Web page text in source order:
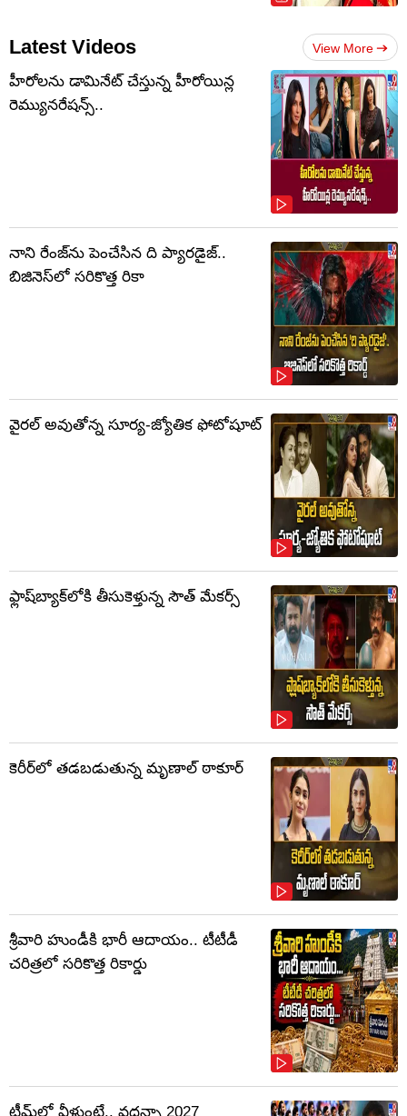
Latest Videos View More
హీరోలను డామినేట్ చేస్తున్న హీరోయిన్ల
రెమ్యునరేషన్స్..
నాని రేంజ్‌ను పెంచేసిన ది ప్యారడైజ్..
బిజినెస్‌లో సరికొత్త రికా
వైరల్ అవుతోన్న సూర్య-జ్యోతిక ఫోటోషూట్
ఫ్లాష్‌బ్యాక్‌లోకి తీసుకెళ్తున్న సౌత్‌ మేకర్స్‌
కెరీర్‌లో తడబడుతున్న మృణాల్ ఠాకూర్
శ్రీవారి హుండీకి భారీ ఆదాయం.. టీటీడీ
చరిత్రలో సరికొత్త రికార్డు
టీమ్‌లో వీళ్లుంటే.. వద్దన్నా 2027